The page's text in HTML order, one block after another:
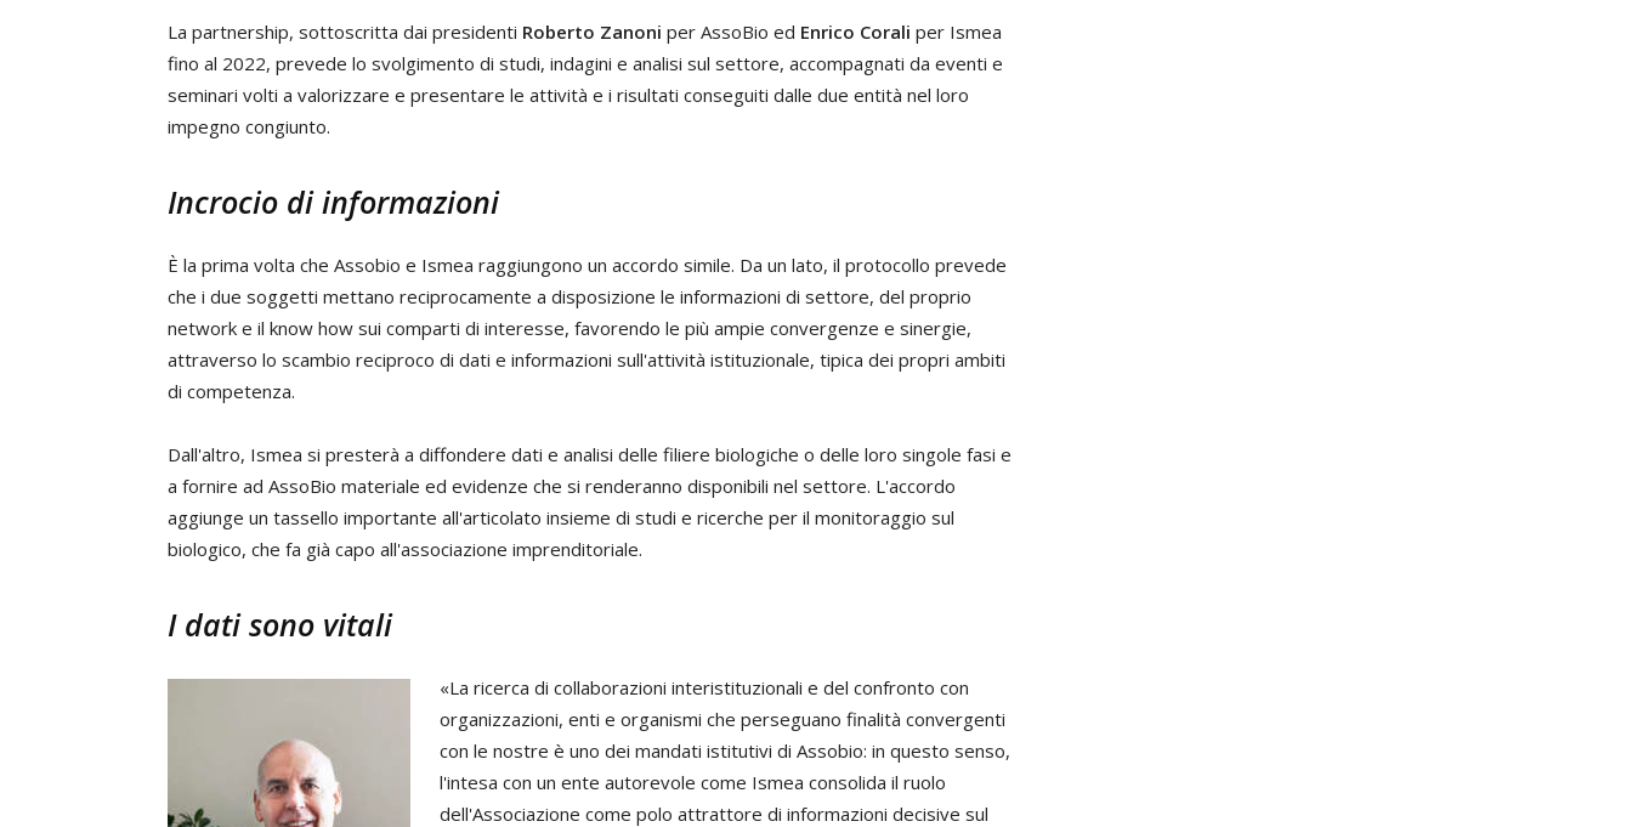
La partnership, sottoscritta dai presidenti Roberto Zanoni per AssoBio ed Enrico Corali per Ismea
fino al 2022, prevede lo svolgimento di studi, indagini e analisi sul settore, accompagnati da eventi e
seminari volti a valorizzare e presentare le attività e i risultati conseguiti dalle due entità nel loro
impegno congiunto.
Incrocio di informazioni
È la prima volta che Assobio e Ismea raggiungono un accordo simile. Da un lato, il protocollo prevede
che i due soggetti mettano reciprocamente a disposizione le informazioni di settore, del proprio
network e il know how sui comparti di interesse, favorendo le più ampie convergenze e sinergie,
attraverso lo scambio reciproco di dati e informazioni sull'attività istituzionale, tipica dei propri ambiti
di competenza.
Dall'altro, Ismea si presterà a diffondere dati e analisi delle filiere biologiche o delle loro singole fasi e
a fornire ad AssoBio materiale ed evidenze che si renderanno disponibili nel settore. L'accordo
aggiunge un tassello importante all'articolato insieme di studi e ricerche per il monitoraggio sul
biologico, che fa già capo all'associazione imprenditoriale.
I dati sono vitali
«La ricerca di collaborazioni interistituzionali e del confronto con
organizzazioni, enti e organismi che perseguano finalità convergenti
con le nostre è uno dei mandati istitutivi di Assobio: in questo senso,
l'intesa con un ente autorevole come Ismea consolida il ruolo
dell'Associazione come polo attrattore di informazioni decisive sul